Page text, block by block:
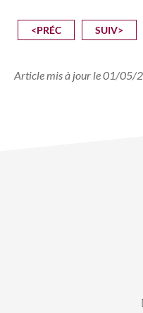
<PRÉC SUIV>
Article mis à jour le 01/05/